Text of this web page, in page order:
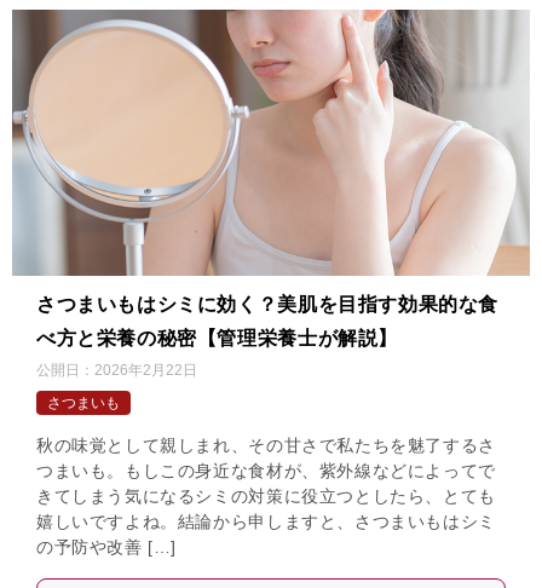
さつまいもはシミに効く？美肌を目指す効果的な食
べ方と栄養の秘密【管理栄養士が解説】
公開日： 2026年2月22日
さつまいも
秋の味覚として親しまれ、その甘さで私たちを魅了するさ
つまいも。もしこの身近な食材が、紫外線などによってで
きてしまう気になるシミの対策に役立つとしたら、とても
嬉しいですよね。結論から申しますと、さつまいもはシミ
の予防や改善 […]